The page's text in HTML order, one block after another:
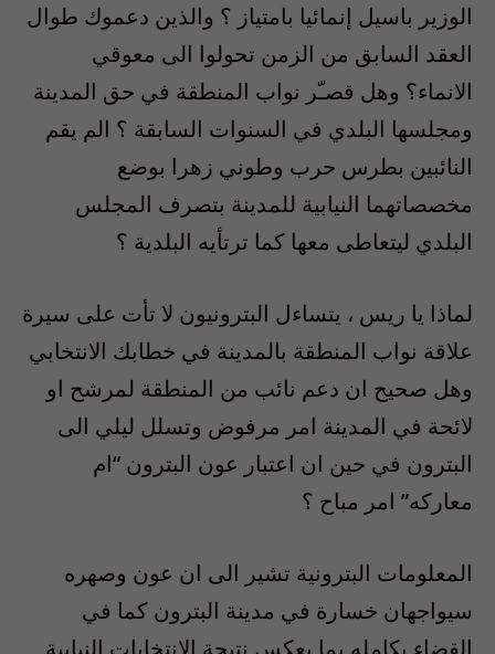
الوزير باسيل إنمائيا بامتياز ؟ والذين دعموك طوال
العقد السابق من الزمن تحولوا الى معوقي
الانماء؟ وهل قصـّر نواب المنطقة في حق المدينة
ومجلسها البلدي في السنوات السابقة ؟ الم يقم
النائبين بطرس حرب وطوني زهرا بوضع
مخصصاتهما النيابية للمدينة بتصرف المجلس
البلدي ليتعاطى معها كما ترتأيه البلدية ؟
لماذا يا ريس ، يتساءل البترونيون لا تأت على سيرة
علاقة نواب المنطقة بالمدينة في خطابك الانتخابي
وهل صحيح ان دعم نائب من المنطقة لمرشح او
لائحة في المدينة امر مرفوض وتسلل ليلي الى
البترون في حين ان اعتبار عون البترون “ام
معاركه” امر مباح ؟
المعلومات البترونية تشير الى ان عون وصهره
سيواجهان خسارة في مدينة البترون كما في
القضاء بكامله بما يعكس نتيجة الانتخابات النيابية